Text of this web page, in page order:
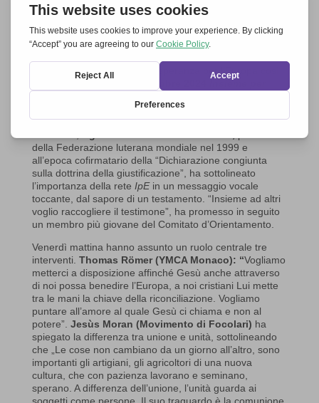
Al convegno a Graz-Seggau, erano centrali i colloqui, le
2023 fatta a Timisoara dal titolo “Chiamati all’unità’, i
partecipanti a Graz hanno sentito in modo tutto nuovo
contiene tante grazie e una speranza per l’Europa così
Proprio il 31 ottobre 2024
Insieme per
, testimone dell’inizio, ha evidenziato
i tanti momenti di grazia vissuti in questi anni. Un altro
della Federazione luterana mondiale nel 1999 e
all’epoca cofirmatario della “Dichiarazione congiunta
sulla dottrina della giustificazione”, ha sottolineato
l’importanza della rete IpE in un messaggio vocale
toccante, dal sapore di un testamento. “Insieme ad altri
voglio raccogliere il testimone”, ha promesso in seguito
un membro più giovane del Comitato d’Orientamento.
Venerdì mattina hanno assunto un ruolo centrale tre
interventi. Thomas Römer (YMCA Monaco): “Vogliamo
metterci a disposizione affinché Gesù anche attraverso
di noi possa benedire l’Europa, a noi cristiani Lui mette
tra le mani la chiave della riconciliazione. Vogliamo
puntare all’amore al quale Gesù ci chiama e non al
potere”. Jesùs Moran (Movimento di Focolari) ha
spiegato la differenza tra unione e unità, sottolineando
che „Le cose non cambiano da un giorno all’altro, sono
importanti gli artigiani, gli agricoltori di una nuova
cultura, che con pazienza lavorano e seminano,
sperano. A differenza dell’unione, l’unità guarda ai